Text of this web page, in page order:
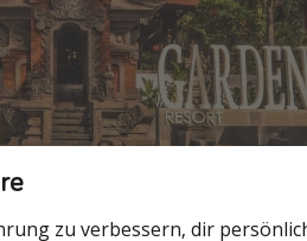
zu verbessern, dir